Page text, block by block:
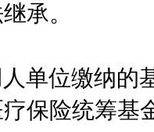
承。
位缴纳的
保险统筹基